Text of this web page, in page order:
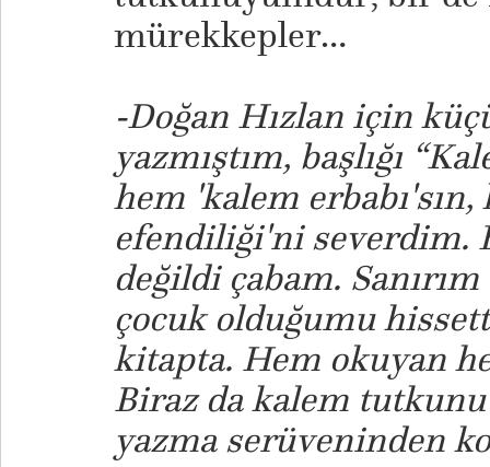
mürekkepler…
-Doğan Hızlan için
yazmıştım, başlığı
hem 'kalem erbabı'sın,
efendiliği'ni severdim.
değildi çabam.
çocuk olduğumu
kitapta. Hem okuyan
Biraz da kalem
yazma serüveninden